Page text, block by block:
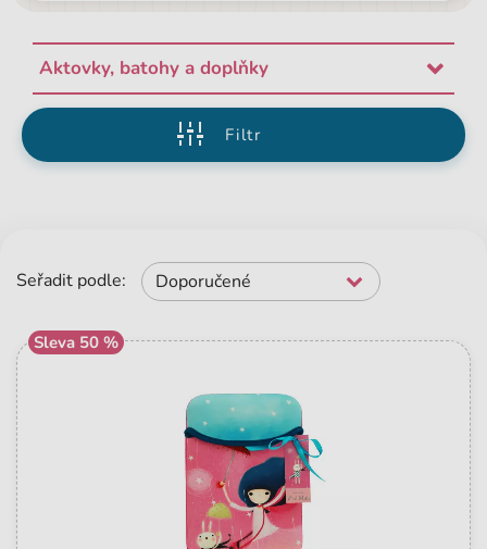
Aktovky, batohy a doplňky
Filtr
Seřadit podle: Doporučené
Sleva 50 %